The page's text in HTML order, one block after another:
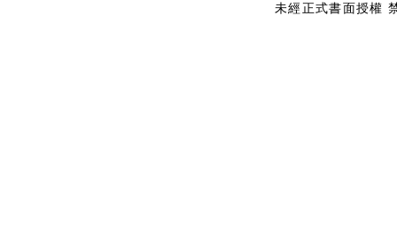
未經正式書面授權